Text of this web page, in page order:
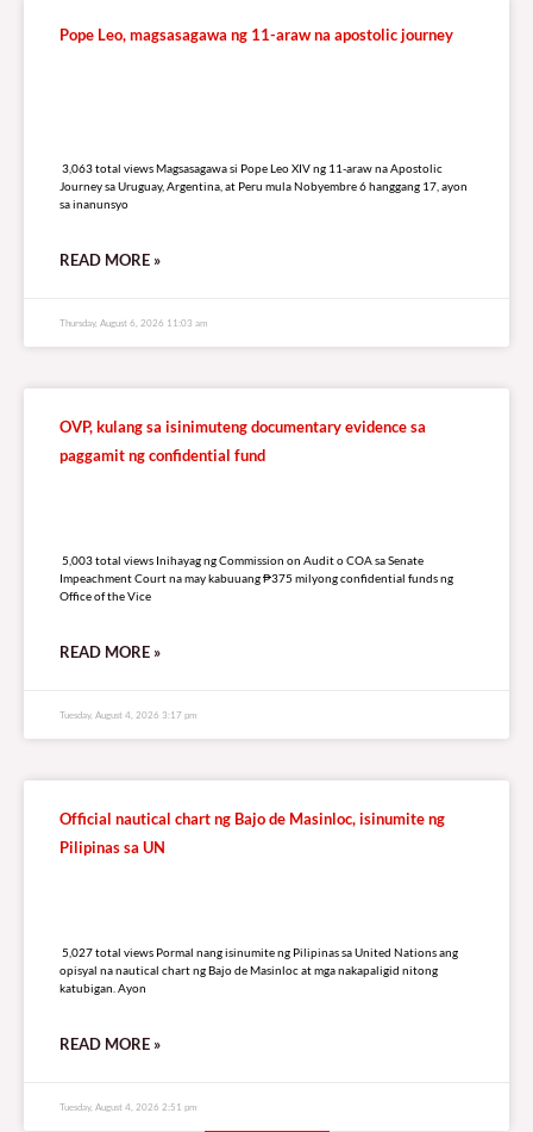
Pope Leo, magsasagawa ng 11-araw na apostolic journey
3,063 total views Magsasagawa si Pope Leo XIV ng 11-araw na Apostolic
Journey sa Uruguay, Argentina, at Peru mula Nobyembre 6 hanggang 17, ayon
sa inanunsyo
READ MORE »
Thursday, August 6, 2026 11:03 am
OVP, kulang sa isinimuteng documentary evidence sa
paggamit ng confidential fund
5,003 total views Inihayag ng Commission on Audit o COA sa Senate
Impeachment Court na may kabuuang ₱375 milyong confidential funds ng
Office of the Vice
READ MORE »
Tuesday, August 4, 2026 3:17 pm
Official nautical chart ng Bajo de Masinloc, isinumite ng
Pilipinas sa UN
5,027 total views Pormal nang isinumite ng Pilipinas sa United Nations ang
opisyal na nautical chart ng Bajo de Masinloc at mga nakapaligid nitong
katubigan. Ayon
READ MORE »
Tuesday, August 4, 2026 2:51 pm